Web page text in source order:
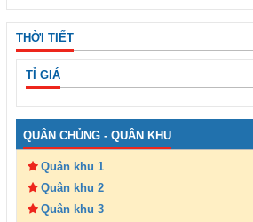
THỜI TIẾT
TỈ GIÁ
QUÂN CHỦNG - QUÂN KHU
Quân khu 1
Quân khu 2
Quân khu 3